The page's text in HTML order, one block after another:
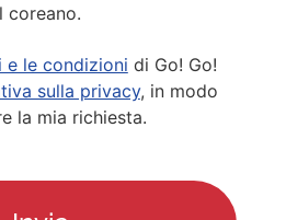
coreano.
e le condizioni di Go! Go!
sulla privacy, in modo
la mia richiesta.